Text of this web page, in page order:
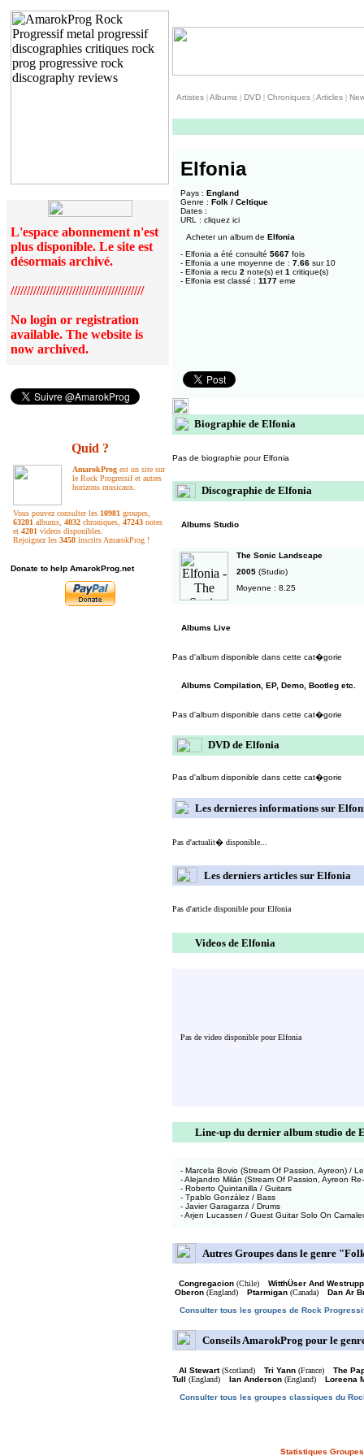
L'espace abonnement n'est
plus disponible. Le site est
désormais archivé.
/////////////////////////////////////////
No login or registration
available. The website is
now archived.
Quid ?
AmarokProg est un site sur
le Rock Progressif et autres
horizons musicaux.
Vous pouvez consulter les 10981 groupes,
63281 albums, 4032 chroniques, 47243 notes
et 4201 videos disponibles.
Rejoignez les 3458 inscrits AmarokProg !
Donate to help AmarokProg.net
Artistes |Albums | DVD | Chroniques |Articles |
Elfonia
Pays : England
Genre : Folk / Celtique
Dates :
URL : cliquez ici
Acheter un album de Elfonia
- Elfonia a été consulté 5667 fois
- Elfonia a une moyenne de : 7.66 sur 10
- Elfonia a recu 2 note(s) et 1 critique(s)
- Elfonia est classé : 1177 eme
Biographie de Elfonia
Pas de biographie pour Elfonia
Discographie de Elfonia
Albums Studio
The Sonic Landscape
2005 (Studio)
Moyenne : 8.25
Albums Live
Pas d'album disponible dans cette cat�gorie
Albums Compilation, EP, Demo, Bootleg etc.
Pas d'album disponible dans cette cat�gorie
DVD de Elfonia
Pas d'album disponible dans cette cat�gorie
Les dernieres informations sur
Pas d'actualit� disponible...
Les derniers articles sur Elfonia
Pas d'article disponible pour Elfonia
Videos de Elfonia
Pas de video disponible pour Elfonia
Line-up du dernier album studio de
- Marcela Bovio (Stream Of Passion, Ayreon) /
- Alejandro Milán (Stream Of Passion, Ayreon
- Roberto Quintanilla / Guitars
- Tpablo González / Bass
- Javier Garagarza / Drums
- Arjen Lucassen / Guest Guitar Solo On
Autres Groupes dans le genre
Congregacion (Chile)
WitthÜser And Westrupp
Oberon (England) Ptarmigan (Canada)
Dan Ar
Consulter tous les groupes de Rock
Conseils AmarokProg pour le
Al Stewart(Scotland) Tri Yann (France)
The
Tull (England) Ian Anderson (England)
Loreena
Consulter tous les groupes classiques du
Statistiques Groupes